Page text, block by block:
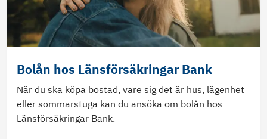
Bolån hos Länsförsäkringar Bank
När du ska köpa bostad, vare sig det är hus, lägenhet
eller sommarstuga kan du ansöka om bolån hos
Länsförsäkringar Bank.